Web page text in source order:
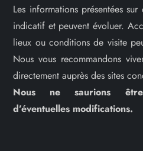
Les informations présentées
indicatif et peuvent évoluer.
lieux ou conditions de visite
Nous vous recommandons
directement auprès des sites
Nous ne saurions être
d’éventuelles modifications.